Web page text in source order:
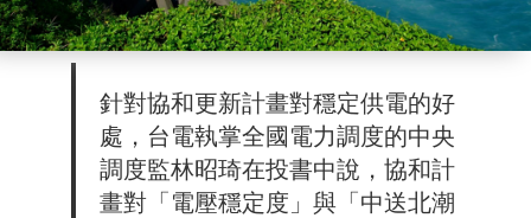
針對協和更新計畫對穩定供電的好
處，台電執掌全國電力調度的中央
調度監林昭琦在投書中說，協和計
畫對「電壓穩定度」與「中送北潮